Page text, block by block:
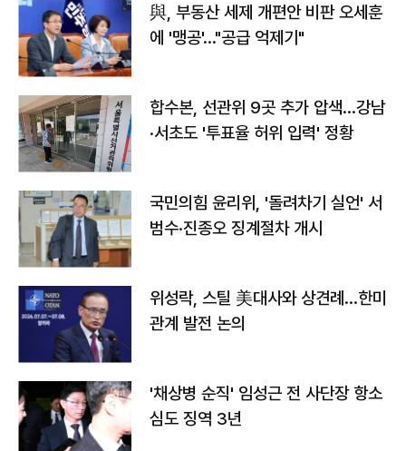
與, 부동산 세제 개편안 비판 오세훈
에 '맹공'…"공급 억제기"
합수본, 선관위 9곳 추가 압색…강남
·서초도 '투표율 허위 입력' 정황
국민의힘 윤리위, '돌려차기 실언' 서
범수·진종오 징계절차 개시
위성락, 스틸 美대사와 상견례…한미
관계 발전 논의
'채상병 순직' 임성근 전 사단장 항소
심도 징역 3년